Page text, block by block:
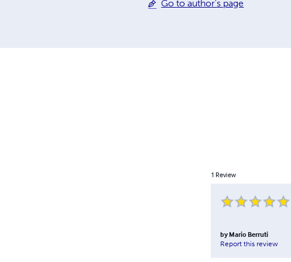
Go to author's page
1 Review
by Mario Berruti
Report this review